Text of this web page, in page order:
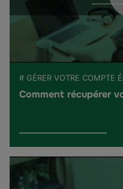
# GÉRER VOTRE COMPTE
Comment récupérer